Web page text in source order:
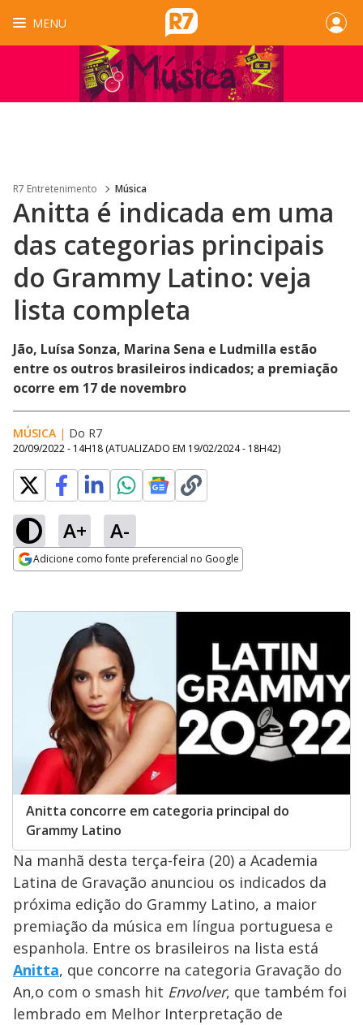
MENU
R7 Entretenimento Música
Anitta é indicada em uma
das categorias principais
do Grammy Latino: veja
lista completa
Jão, Luísa Sonza, Marina Sena e Ludmilla estão
entre os outros brasileiros indicados; a premiação
ocorre em 17 de novembro
MÚSICA | Do R7
20/09/2022 - 14H18 (ATUALIZADO EM 19/02/2024 - 18H42)
A+ A-
Adicione como fonte preferencial no Google
Anitta concorre em categoria principal do
Grammy Latino
Na manhã desta terça-feira (20) a Academia
Latina de Gravação anunciou os indicados da
próxima edição do Grammy Latino, a maior
premiação da música em língua portuguesa e
espanhola. Entre os brasileiros na lista está
Anitta, que concorre na categoria Gravação do
An,o com o smash hit Envolver, que também foi
lembrado em Melhor Interpretação de